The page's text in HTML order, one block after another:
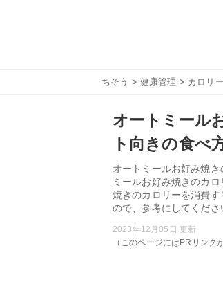
ちそう > 健康管理 > カロリー
オートミール
ト向きの食べ
オートミールお好み焼
ミールお好み焼きのカ
焼きのカロリーを消費
ので、参考にしてくださ
2023年12月05日 更新
（このページにはPRリンク